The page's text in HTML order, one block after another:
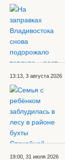
13:13, 3 августа 2026
19:00, 31 июля 2026